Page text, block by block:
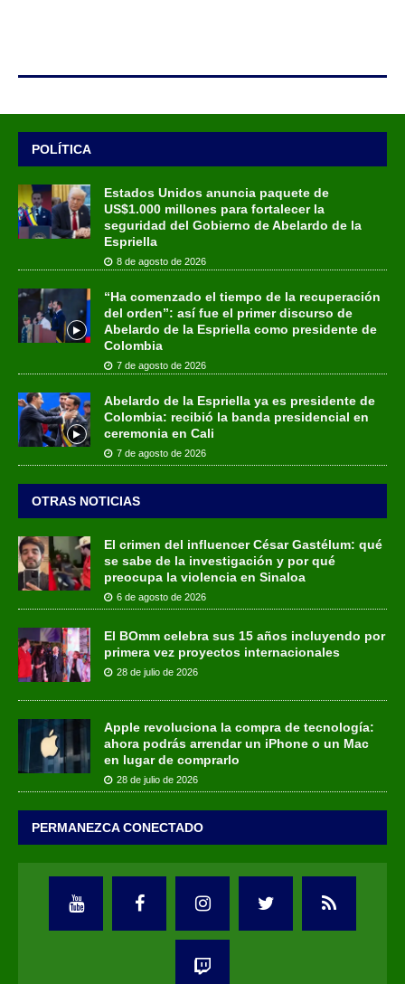
POLÍTICA
Estados Unidos anuncia paquete de
US$1.000 millones para fortalecer la
seguridad del Gobierno de Abelardo de la
Espriella
8 de agosto de 2026
“Ha comenzado el tiempo de la recuperación
del orden”: así fue el primer discurso de
Abelardo de la Espriella como presidente de
Colombia
7 de agosto de 2026
Abelardo de la Espriella ya es presidente de
Colombia: recibió la banda presidencial en
ceremonia en Cali
7 de agosto de 2026
OTRAS NOTICIAS
El crimen del influencer César Gastélum: qué
se sabe de la investigación y por qué
preocupa la violencia en Sinaloa
6 de agosto de 2026
El BOmm celebra sus 15 años incluyendo por
primera vez proyectos internacionales
28 de julio de 2026
Apple revoluciona la compra de tecnología:
ahora podrás arrendar un iPhone o un Mac
en lugar de comprarlo
28 de julio de 2026
PERMANEZCA CONECTADO